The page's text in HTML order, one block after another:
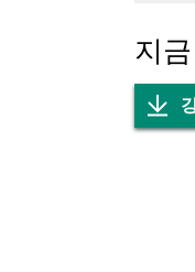
지